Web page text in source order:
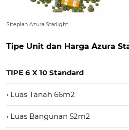
Siteplan Azura Starlight
Tipe Unit dan Harga Azura
TIPE 6 X 10 Standard
› Luas Tanah 66m2
› Luas Bangunan 52m2